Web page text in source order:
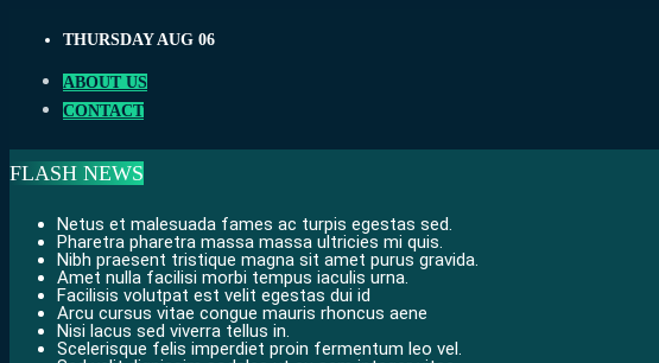
content
THURSDAY AUG 06
ABOUT US
CONTACT
FLASH NEWS
Netus et malesuada fames ac turpis egestas sed.
Pharetra pharetra massa massa ultricies mi quis.
Nibh praesent tristique magna sit amet purus gravida.
Amet nulla facilisi morbi tempus iaculis urna.
Facilisis volutpat est velit egestas dui id
Arcu cursus vitae congue mauris rhoncus aene
Nisi lacus sed viverra tellus in.
Scelerisque felis imperdiet proin fermentum leo vel.